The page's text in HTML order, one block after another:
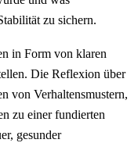
zu sichern.
in Form von klaren
Die Reflexion über
von Verhaltensmustern,
zu einer fundierten
gesunder